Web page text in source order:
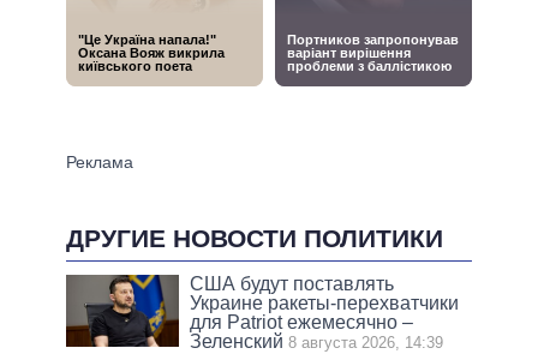
ДРУГИЕ НОВОСТИ ПОЛИТИКИ
США будут поставлять
Украине ракеты-перехватчики
для Patriot ежемесячно –
Зеленский 8 августа 2026, 14:39